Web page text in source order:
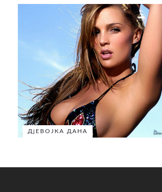
ДјЕВОЈКА ДАНА